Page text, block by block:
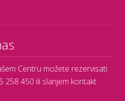
Centru možete rezervisati
258 450 ili slanjem kontakt